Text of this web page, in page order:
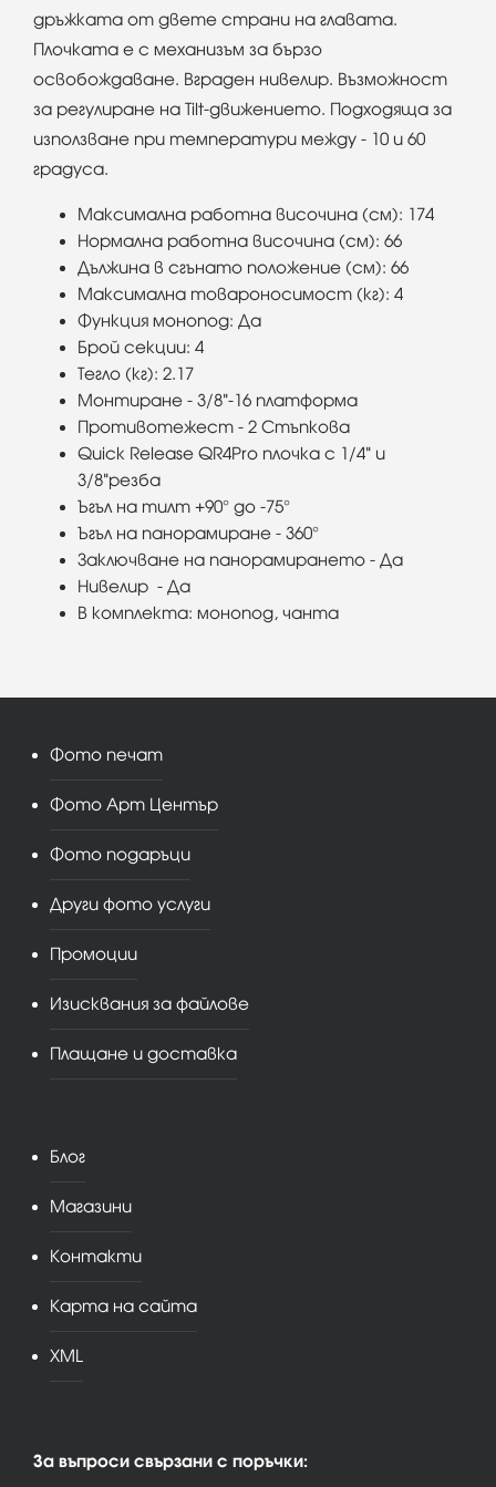
дръжката от двете страни на главата.
Плочката е с механизъм за бързо
освобождаване. Вграден нивелир. Възможност
за регулиране на Tilt-движението. Подходяща за
използване при температури между - 10 и 60
градуса.
Максимална работна височина (см): 174
Нормална работна височина (см): 66
Дължина в сгънато положение (см): 66
Максимална товароносимост (кг): 4
Функция монопод: Да
Брой секции: 4
Тегло (кг): 2.17
Монтиране - 3/8"-16 платформа
Противотежест - 2 Стъпкова
Quick Release QR4Pro плочка с 1/4" и
3/8"резба
Ъгъл на тилт +90° до -75°
Ъгъл на панорамиране - 360°
Заключване на панорамирането - Да
Нивелир - Да
В комплекта: монопод, чанта
Фото печат
Фото Арт Център
Фото подаръци
Други фото услуги
Промоции
Изисквания за файлове
Плащане и доставка
Блог
Магазини
Контакти
Карта на сайта
XML
За въпроси свързани с поръчки: